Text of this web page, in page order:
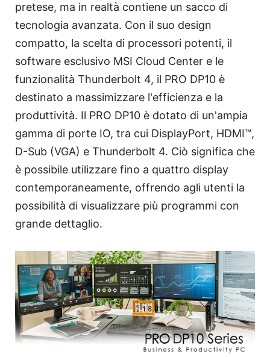
pretese, ma in realtà contiene un sacco di
tecnologia avanzata. Con il suo design
compatto, la scelta di processori potenti, il
software esclusivo MSI Cloud Center e le
funzionalità Thunderbolt 4, il PRO DP10 è
destinato a massimizzare l'efficienza e la
produttività. Il PRO DP10 è dotato di un'ampia
gamma di porte IO, tra cui DisplayPort, HDMI™,
D-Sub (VGA) e Thunderbolt 4. Ciò significa che
è possibile utilizzare fino a quattro display
contemporaneamente, offrendo agli utenti la
possibilità di visualizzare più programmi con
grande dettaglio.